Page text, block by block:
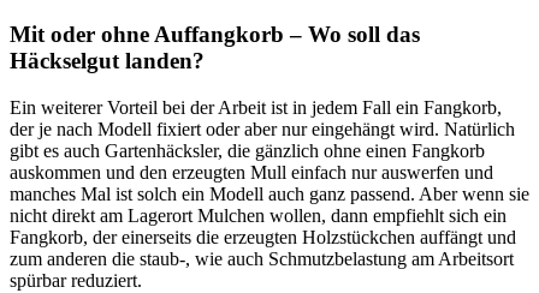
Mit oder ohne Auffangkorb – Wo soll das
Häckselgut landen?
Ein weiterer Vorteil bei der Arbeit ist in jedem Fall ein Fangkorb,
der je nach Modell fixiert oder aber nur eingehängt wird. Natürlich
gibt es auch Gartenhäcksler, die gänzlich ohne einen Fangkorb
auskommen und den erzeugten Mull einfach nur auswerfen und
manches Mal ist solch ein Modell auch ganz passend. Aber wenn sie
nicht direkt am Lagerort Mulchen wollen, dann empfiehlt sich ein
Fangkorb, der einerseits die erzeugten Holzstückchen auffängt und
zum anderen die staub-, wie auch Schmutzbelastung am Arbeitsort
spürbar reduziert.